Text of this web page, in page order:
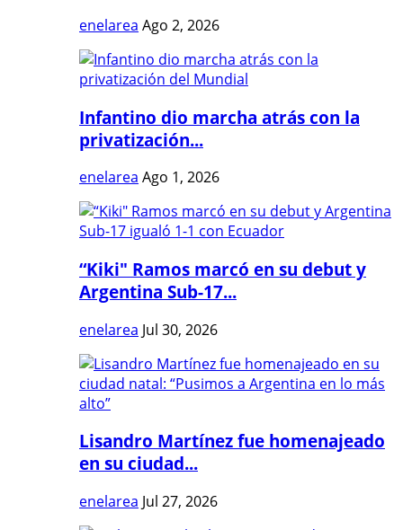
enelarea Ago 2, 2026
Infantino dio marcha atrás con la
privatización...
enelarea Ago 1, 2026
“Kiki" Ramos marcó en su debut y
Argentina Sub-17...
enelarea Jul 30, 2026
Lisandro Martínez fue homenajeado
en su ciudad...
enelarea Jul 27, 2026